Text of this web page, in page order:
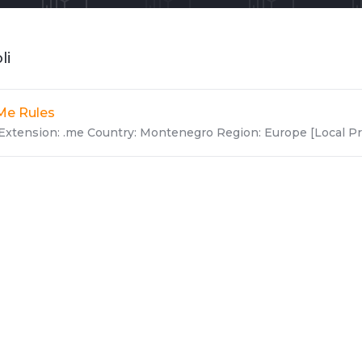
Rules
.me Country: Montenegro Region: Europe [Local